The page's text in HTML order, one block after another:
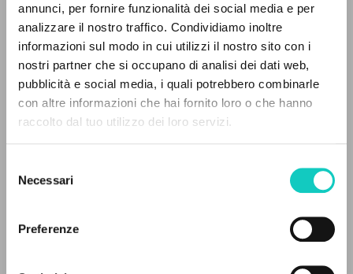
annunci, per fornire funzionalità dei social media e per
analizzare il nostro traffico. Condividiamo inoltre
informazioni sul modo in cui utilizzi il nostro sito con i
nostri partner che si occupano di analisi dei dati web,
pubblicità e social media, i quali potrebbero combinarle
con altre informazioni che hai fornito loro o che hanno
raccolto dal tuo utilizzo dei loro servizi.
delNecessari
Preferenze
Giussani LuigiAuthor
Portoghese BR
Litterae Communionis-Passos edição brasileira
2013
Pages: 4
LATEST UPDATE
0RESULTS FOUND
MORE RESULTS